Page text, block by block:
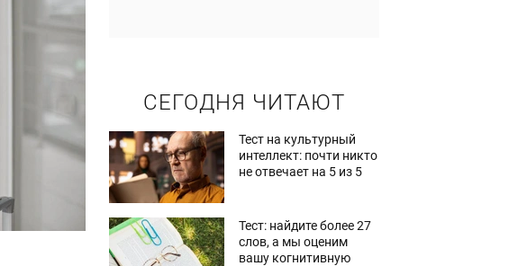
СЕГОДНЯ ЧИТАЮТ
Тест на культурный
интеллект: почти никто
не отвечает на 5 из 5
Тест: найдите более 27
слов, а мы оценим
вашу когнитивную